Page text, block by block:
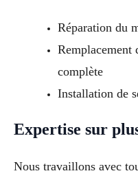
Réparation du
Remplacement
complète
Installation de
Expertise sur
Nous travaillons avec